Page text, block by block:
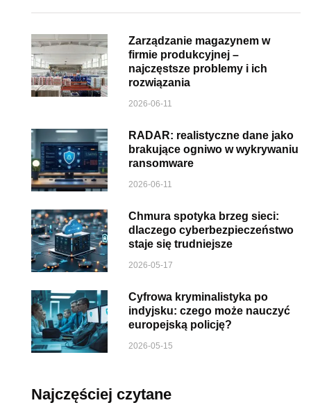
Zarządzanie magazynem w
firmie produkcyjnej –
najczęstsze problemy i ich
rozwiązania
2026-06-11
RADAR: realistyczne dane jako
brakujące ogniwo w wykrywaniu
ransomware
2026-06-11
Chmura spotyka brzeg sieci:
dlaczego cyberbezpieczeństwo
staje się trudniejsze
2026-05-17
Cyfrowa kryminalistyka po
indyjsku: czego może nauczyć
europejską policję?
2026-05-15
Najczęściej czytane